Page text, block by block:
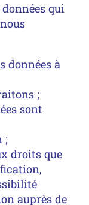
qui
données à
;
sont
;
droits que
auprès de